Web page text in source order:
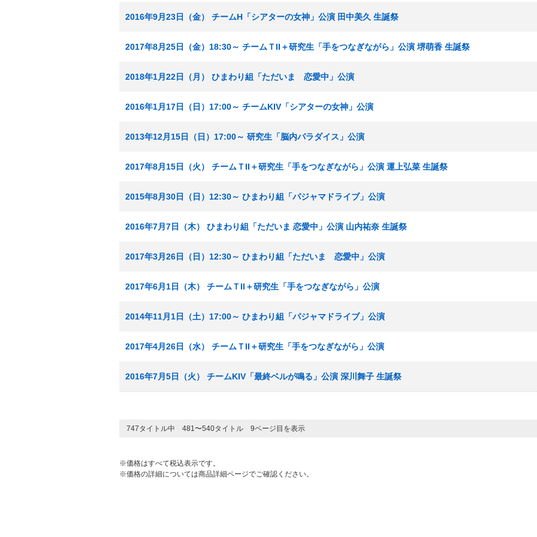
2016年9月23日（金） チームH「シアターの女神」公演 田中美久 生誕祭
2017年8月25日（金）18:30～ チームＴII＋研究生「手をつなぎながら」公演 堺萌香 生誕祭
2018年1月22日（月） ひまわり組「ただいま 恋愛中」公演
2016年1月17日（日）17:00～ チームKIV「シアターの女神」公演
2013年12月15日（日）17:00～ 研究生「脳内パラダイス」公演
2017年8月15日（火） チームＴII＋研究生「手をつなぎながら」公演 運上弘菜 生誕祭
2015年8月30日（日）12:30～ ひまわり組「パジャマドライブ」公演
2016年7月7日（木） ひまわり組「ただいま 恋愛中」公演 山内祐奈 生誕祭
2017年3月26日（日）12:30～ ひまわり組「ただいま 恋愛中」公演
2017年6月1日（木） チームＴII＋研究生「手をつなぎながら」公演
2014年11月1日（土）17:00～ ひまわり組「パジャマドライブ」公演
2017年4月26日（水） チームＴII＋研究生「手をつなぎながら」公演
2016年7月5日（火） チームKIV「最終ベルが鳴る」公演 深川舞子 生誕祭
747タイトル中 481〜540タイトル 9ページ目を表示
※価格はすべて税込表示です。
※価格の詳細については商品詳細ページでご確認ください。